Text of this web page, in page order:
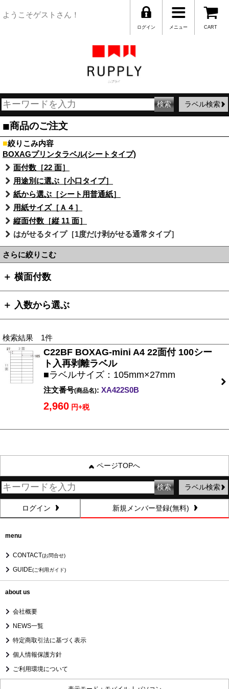
ようこそゲストさん！
CART
メニュー
ログイン
ラベル検索
■商品のご注文
■絞りこみ内容
BOXAGプリンタラベル(シートタイプ)
面付数［22 面］
用途別に選ぶ［小口タイプ］
紙から選ぶ［シート用普通紙］
用紙サイズ［Ａ４］
縦面付数［縦 11 面］
はがせるタイプ［1度だけ剥がせる通常タイプ］
さらに絞りこむ
＋ 横面付数
＋ 入数から選ぶ
検索結果 1件
C22BF BOXAG-mini A4 22面付 100シー
ト入再剥離ラベル
■ラベルサイズ：105mm×27mm
注文番号(商品名): XA422S0B
2,960 円+税
ページTOPへ
ラベル検索
ログイン 新規メンバー登録(無料)
menu
CONTACT(お問合せ)
GUIDE(ご利用ガイド)
about us
会社概要
NEWS一覧
特定商取引法に基づく表示
個人情報保護方針
ご利用環境について